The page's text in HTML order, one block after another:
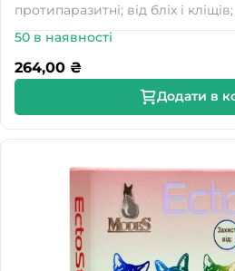
протипаразитні; від бліх і
50 в наявності
264,00 ₴
Додати в